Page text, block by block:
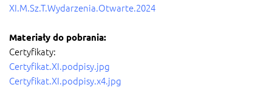
XI.M.Sz.T.Wydarzenia.Otwarte.2024
Materiały do pobrania:
Certyfikaty:
Certyfikat.XI.podpisy.jpg
Certyfikat.XI.podpisy.x4.jpg